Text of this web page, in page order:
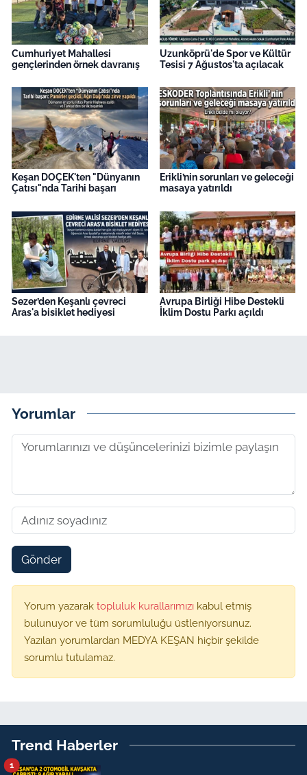
Cumhuriyet Mahallesi
gençlerinden örnek davranış
Uzunköprü'de Spor ve Kültür
Tesisi 7 Ağustos'ta açılacak
Keşan DOÇEK'ten "Dünyanın
Çatısı"nda Tarihi başarı
Erikli’nin sorunları ve geleceği
masaya yatırıldı
Sezer’den Keşanlı çevreci
Aras'a bisiklet hediyesi
Avrupa Birliği Hibe Destekli
İklim Dostu Parkı açıldı
Yorumlar
Gönder
Yorum yazarak topluluk kurallarımızı kabul etmiş
bulunuyor ve tüm sorumluluğu üstleniyorsunuz.
Yazılan yorumlardan MEDYA KEŞAN hiçbir şekilde
sorumlu tutulamaz.
Trend Haberler
1